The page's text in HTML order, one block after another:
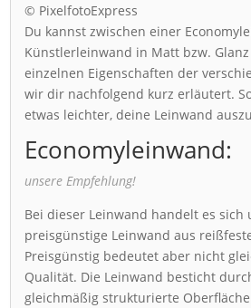
© PixelfotoExpress
Du kannst zwischen einer
Künstlerleinwand in Matt bzw.
einzelnen Eigenschaften der
wir dir nachfolgend kurz erläutert.
etwas leichter, deine Leinwand
Economyleinwand:
unsere Empfehlung!
Bei dieser Leinwand handelt es sich
preisgünstige Leinwand aus
Preisgünstig bedeutet aber nicht
Qualität. Die Leinwand besticht
gleichmäßig strukturierte